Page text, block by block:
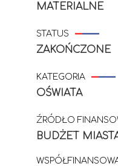
MATERIALNE
STATUS
ZAKOŃCZONE
KATEGORIA
OŚWIATA
ŹRÓDŁO
BUDŻET